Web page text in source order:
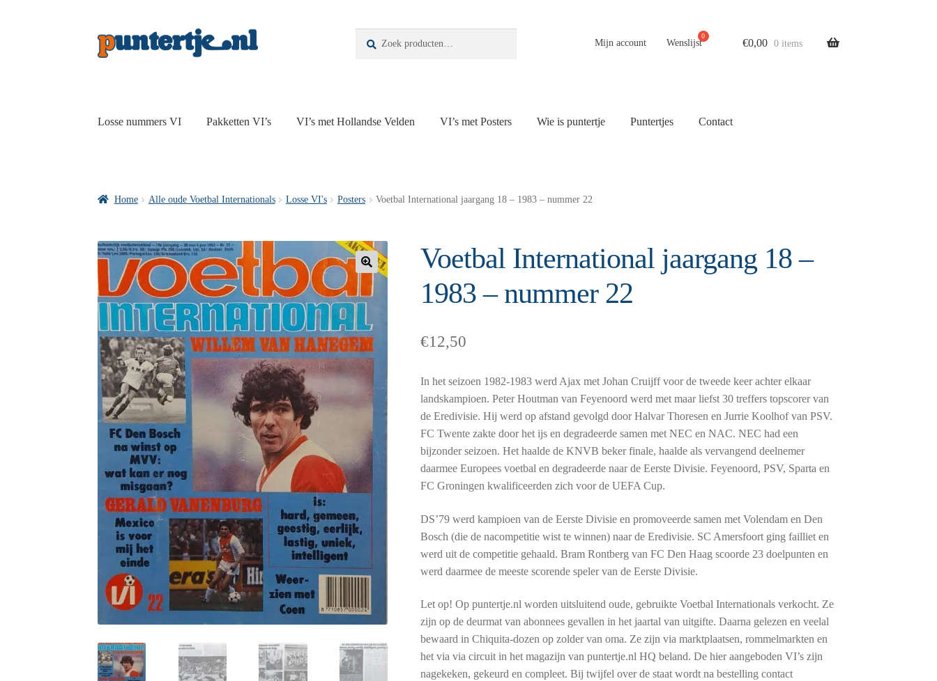
Zoeken
Mijn account Wenslijst €0,00 0 items
Losse nummers VI Pakketten VI’s VI’s met Hollandse Velden VI’s met Posters Wie is puntertje Puntertjes Contact
Home Alle oude Voetbal Internationals Losse VI's Posters Voetbal International jaargang 18 – 1983 – nummer 22
Voetbal International jaargang 18 –
1983 – nummer 22
€12,50
In het seizoen 1982-1983 werd Ajax met Johan Cruijff voor de tweede keer achter elkaar
landskampioen. Peter Houtman van Feyenoord werd met maar liefst 30 treffers topscorer van
de Eredivisie. Hij werd op afstand gevolgd door Halvar Thoresen en Jurrie Koolhof van PSV.
FC Twente zakte door het ijs en degradeerde samen met NEC en NAC. NEC had een
bijzonder seizoen. Het haalde de KNVB beker finale, haalde als vervangend deelnemer
daarmee Europees voetbal en degradeerde naar de Eerste Divisie. Feyenoord, PSV, Sparta en
FC Groningen kwalificeerden zich voor de UEFA Cup.
DS’79 werd kampioen van de Eerste Divisie en promoveerde samen met Volendam en Den
Bosch (die de nacompetitie wist te winnen) naar de Eredivisie. SC Amersfoort ging failliet en
werd uit de competitie gehaald. Bram Rontberg van FC Den Haag scoorde 23 doelpunten en
werd daarmee de meeste scorende speler van de Eerste Divisie.
Let op! Op puntertje.nl worden uitsluitend oude, gebruikte Voetbal Internationals verkocht. Ze
zijn op de deurmat van abonnees gevallen in het jaartal van uitgifte. Daarna gelezen en veelal
bewaard in Chiquita-dozen op zolder van oma. Ze zijn via marktplaatsen, rommelmarkten en
het via via circuit in het magazijn van puntertje.nl HQ beland. De hier aangeboden VI’s zijn
nagekeken, gekeurd en compleet. Bij twijfel over de staat wordt na bestelling contact